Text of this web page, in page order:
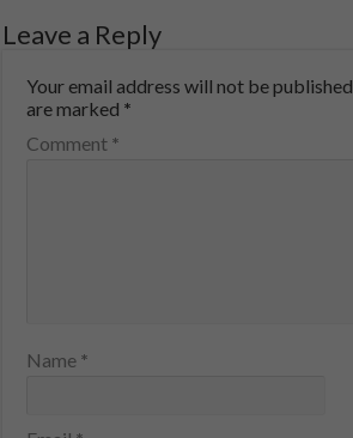
Leave a Reply
Your email address will not be published.
are marked *
Comment *
Name *